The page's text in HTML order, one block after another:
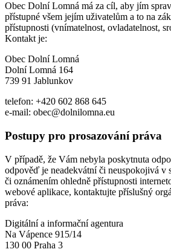
Obec Dolní Lomná má za cíl, aby jím
přístupné všem jejím uživatelům a to na
přístupnosti (vnímatelnost, ovladatelnost,
Kontakt je:
Obec Dolní Lomná
Dolní Lomná 164
739 91 Jablunkov
telefon: +420 602 868 645
e-mail: obec@dolnilomna.eu
Postupy pro prosazování práva
V případě, že Vám nebyla poskytnuta
odpověď je neadekvátní či neuspokojivá v
či oznámením ohledně přístupnosti
webové aplikace, kontaktujte příslušný
práva:
Digitální a informační agentura
Na Vápence 915/14
130 00 Praha 3